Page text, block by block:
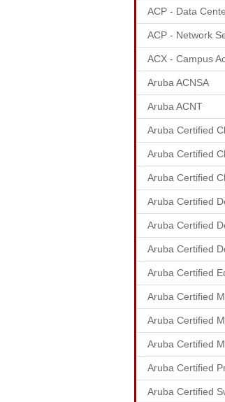
ACP - Data
ACP - Network
ACX - Campus
Aruba ACNSA
Aruba ACNT
Aruba Certified
Aruba Certified
Aruba Certified
Aruba Certified
Aruba Certified
Aruba Certified
Aruba Certified
Aruba Certified
Aruba Certified
Aruba Certified
Aruba Certified
Aruba Certified